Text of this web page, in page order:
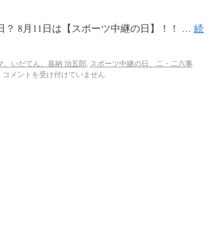
？ 8月11日は【スポーツ中継の日】！！ … 続
、いだてん、嘉納 治五郎, スポーツ中継の日、二・二六事
コメントを受け付けていません